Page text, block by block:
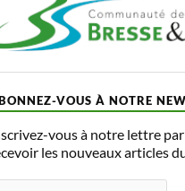
VOUS À NOTRE
vous à notre lettre
les nouveaux articles